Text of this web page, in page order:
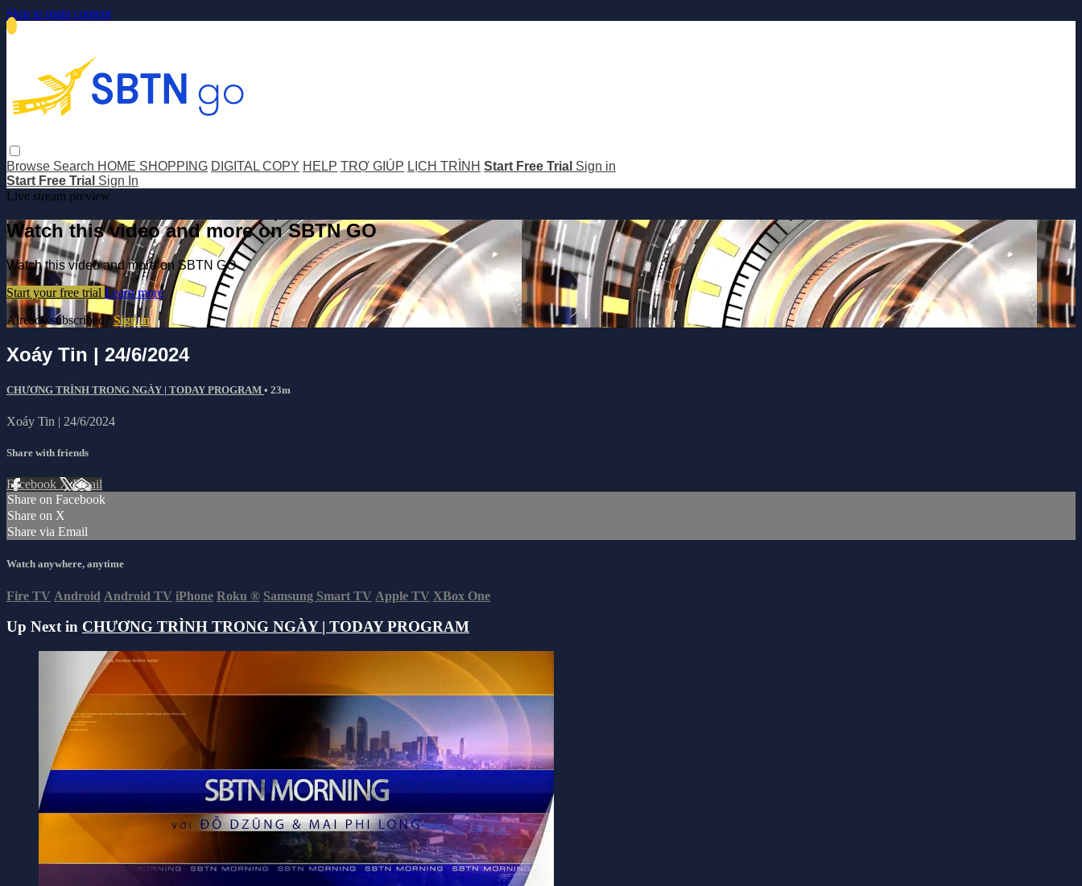
Skip to main content
Browse Search HOME SHOPPING DIGITAL COPY HELP TRỢ GIÚP LỊCH TRÌNH Start Free Trial Sign in
Start Free Trial Sign In
Live stream preview
Watch this video and more on SBTN GO
Watch this video and more on SBTN GO
Start your free trial Learn more
Already subscribed?Sign in
Xoáy Tin | 24/6/2024
CHƯƠNG TRÌNH TRONG NGÀY | TODAY PROGRAM • 23m
Xoáy Tin | 24/6/2024
Share with friends
Facebook XEmail
Share on Facebook
Share on X
Share via Email
Watch anywhere, anytime
Fire TV Android Android TV iPhone Roku ® Samsung Smart TV Apple TV XBox One
Up Next in CHƯƠNG TRÌNH TRONG NGÀY | TODAY PROGRAM